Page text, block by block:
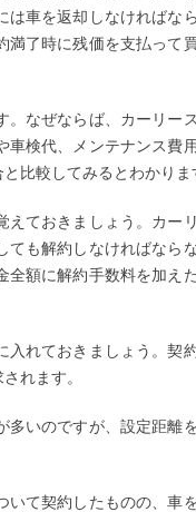
車を返却しなければな
了時に残価を支払って
なぜならば、カーリー
検代、メンテナンス費
比較してみるとわかりま
えておきましょう。カー
も解約しなければなら
額に解約手数料を加え
れておきましょう。契
れます。
多いのですが、設定距離
て契約したものの、車